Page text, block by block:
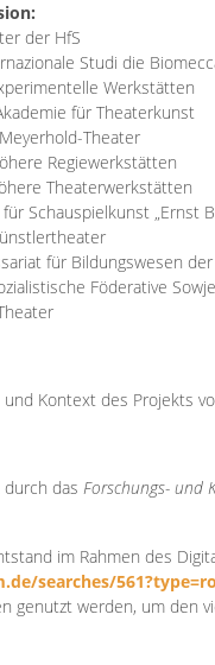
der HfS
Studi die
Werkstätten
für Theaterkunst
Theater
Regiewerkstätten
Theaterwerkstätten
Schauspielkunst „Ernst
für Bildungswesen der
Föderative
Kontext des Projekts
das Forschungs- und
im Rahmen des
searches/
genutzt werden, um den